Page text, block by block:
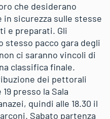
che desiderano
in sicurezza sulle stesse
e preparati. Gli
pacco gara degli
ci saranno vincoli di
classifica finale.
dei pettorali
presso la Sala
quindi alle 18.30 il
Sabato partenza